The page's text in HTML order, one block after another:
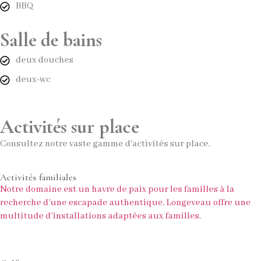
BBQ
Salle de bains
deux douches
deux-wc
Activités sur place
Consultez notre vaste gamme d'activités sur place.
Activités familiales
Notre domaine est un havre de paix pour les familles à la
recherche d'une escapade authentique. Longeveau offre une
multitude d'installations adaptées aux familles.